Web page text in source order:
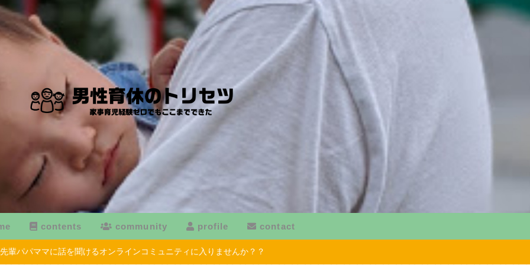
contents community profile contact
先輩パパママに話を聞けるオンラインコミュニティに入りませんか？？